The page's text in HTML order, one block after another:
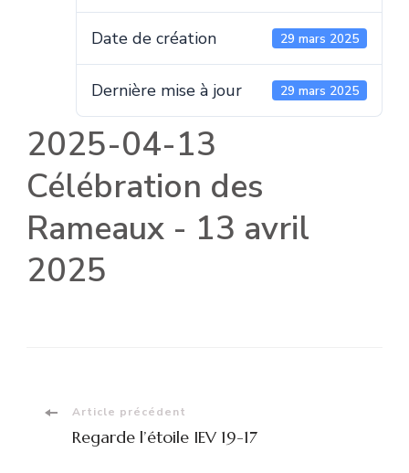
Date de création 29 mars 2025
Dernière mise à jour 29 mars 2025
2025-04-13
Célébration des
Rameaux - 13 avril
2025
Navigation
Article précédent
Regarde l’étoile IEV 19-17